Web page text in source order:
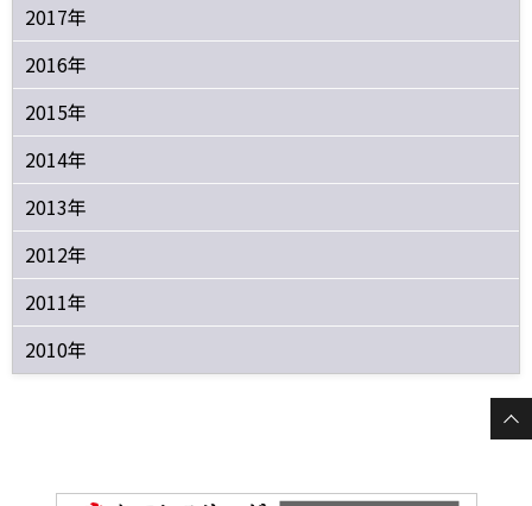
2017年
2016年
2015年
2014年
2013年
2012年
2011年
2010年